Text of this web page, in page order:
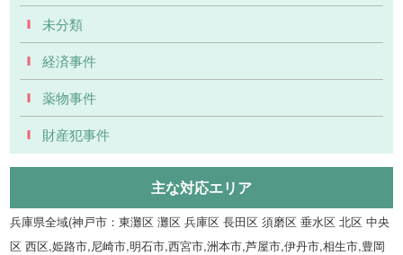
未分類
経済事件
薬物事件
財産犯事件
主な対応エリア
兵庫県全域(神戸市：東灘区 灘区 兵庫区 長田区 須磨区 垂水区 北区 中央
区 西区,姫路市,尼崎市,明石市,西宮市,洲本市,芦屋市,伊丹市,相生市,豊岡